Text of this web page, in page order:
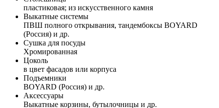
пластиковая; из искусственного камня
Выкатные системы
ПВШ полного открывания, тандембоксы BOYARD
(Россия) и др.
Сушка для посуды
Хромированная
Цоколь
в цвет фасадов или корпуса
Подъемники
BOYARD (Россия) и др.
Аксессуары
Выкатные корзины, бутылочницы и др.